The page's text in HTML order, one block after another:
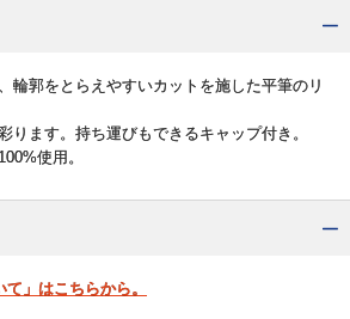
輪郭をとらえやすいカットを施した平筆のリ
ります。持ち運びもできるキャップ付き。
使用。
」はこちらから。